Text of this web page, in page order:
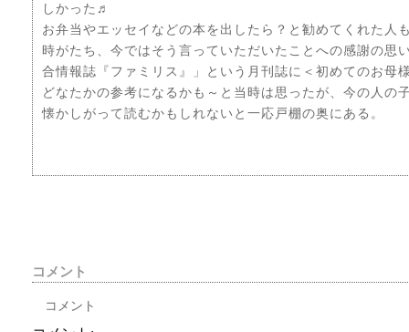
しかった♬
お弁当やエッセイなどの本を出したら？と勧めてくれた
時がたち、今ではそう言っていただいたことへの感謝の
合情報誌『ファミリス』」という月刊誌に＜初めてのお母
どなたかの参考になるかも～と当時は思ったが、今の人
懐かしがって読むかもしれないと一応戸棚の奥にある。
コメント
コメント